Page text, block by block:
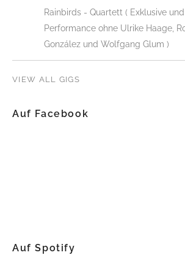
Rainbirds - Quartett ( Exklusive
Performance ohne Ulrike Haage,
González und Wolfgang Glum )
VIEW ALL GIGS
Auf Facebook
Auf Spotify